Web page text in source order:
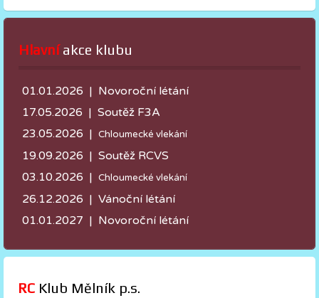
Hlavní akce klubu
01.01.2026 | Novoroční létání
17.05.2026 | Soutěž F3A
23.05.2026 | Chloumecké vlekání
19.09.2026 | Soutěž RCVS
03.10.2026 | Chloumecké vlekání
26.12.2026 | Vánoční létání
01.01.2027 | Novoroční létání
RC Klub Mělník p.s.